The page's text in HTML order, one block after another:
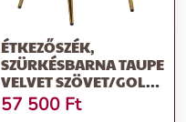
ÉTKEZŐSZÉK,
SZÜRKÉSBARNA TAUPE
VELVET SZÖVET/GOLD
KRÓM ARANY, DEILA
57 500 Ft